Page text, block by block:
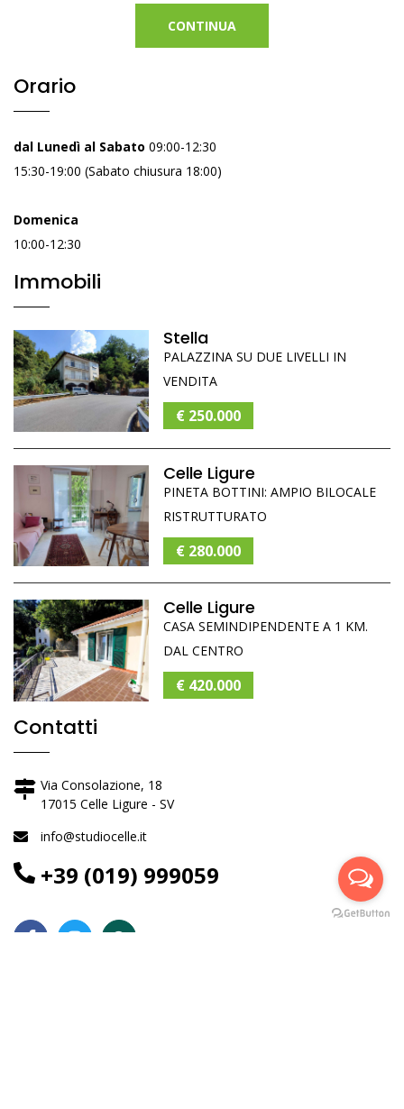
CONTINUA
Orario
dal Lunedì al Sabato 09:00-12:30
15:30-19:00 (Sabato chiusura 18:00)
Domenica
10:00-12:30
Immobili
Stella
PALAZZINA SU DUE LIVELLI IN
VENDITA
€ 250.000
Celle Ligure
PINETA BOTTINI: AMPIO BILOCALE
RISTRUTTURATO
€ 280.000
Celle Ligure
CASA SEMINDIPENDENTE A 1 KM.
DAL CENTRO
€ 420.000
Contatti
Via Consolazione, 18
17015 Celle Ligure - SV
info@studiocelle.it
+39 (019) 999059